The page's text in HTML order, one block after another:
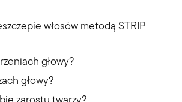
włosów metodą STRIP
głowy?
głowy?